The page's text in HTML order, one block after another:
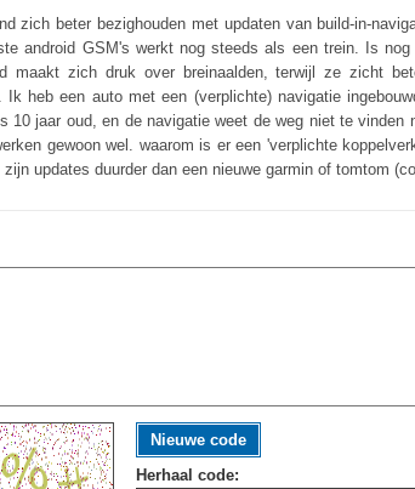
zich beter bezighouden met updaten van build-in-
android GSM's werkt nog steeds als een trein. Is
maakt zich druk over breinaalden, terwijl ze zicht
Ik heb een auto met een (verplichte) navigatie
10 jaar oud, en de navigatie weet de weg niet te vinden
gewoon wel. waarom is er een 'verplichte
updates duurder dan een nieuwe garmin of tomtom
Nieuwe code
Herhaal code: